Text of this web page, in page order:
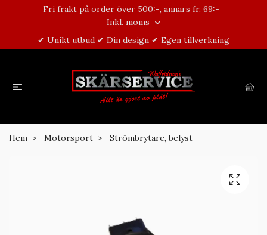
Fri frakt på order över 500:-, annars fr. 69:-
Inkl. moms
✔ Unikt utbud ✔ Din design ✔ Egen tillverkning
Hem Motorsport Strömbrytare, belyst